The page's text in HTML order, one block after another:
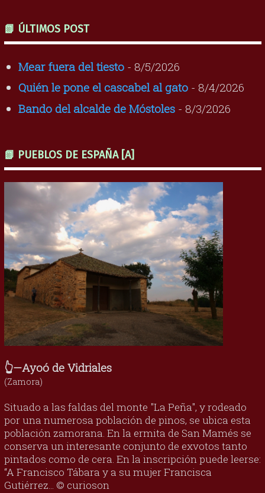
📗 ÚLTIMOS POST
Mear fuera del tiesto- 8/5/2026
Quién le pone el cascabel al gato- 8/4/2026
Bando del alcalde de Móstoles- 8/3/2026
📗 PUEBLOS DE ESPAÑA [A]
👆—Ayoó de Vidriales
(Zamora)
Situado a las faldas del monte "La Peña", y rodeado
por una numerosa población de pinos, se ubica esta
población zamorana. En la ermita de San Mamés se
conserva un interesante conjunto de exvotos tanto
pintados como de cera. En la inscripción puede leerse:
“A Francisco Tábara y a su mujer Francisca
Gutiérrez... © curioson